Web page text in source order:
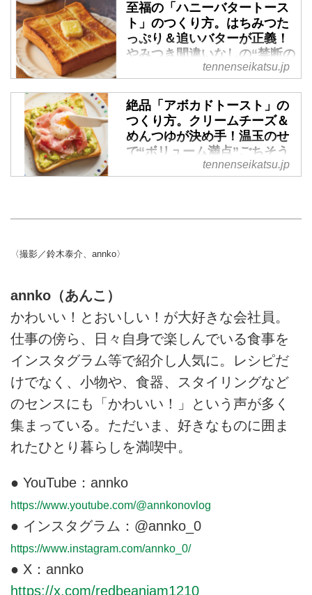
至福の「ハニーバタートース
ト」のつくり方。はちみつた
っぷり＆追いバターが正義！
やみつき間違いなしの“禁断の
おいしさ”／annkoさん - 天然
SNSで投稿する日々のごはんが人
気のannkoさん。annkoさんが提
案する「のっけパン」は、食パン
に、好きな具材をのっけて焼くだ
けで、かわいくておいしいパンが
タートースト」のつくり方をご紹
tennenseikatsu.jp
絶品「アボカドトースト」の
つくり方。クリームチーズ＆
めんつゆが決め手！温玉のせ
で“ボリューム満点”ごちそう
パン／annkoさん - 天然生活
気のannkoさん。annkoさんが提
ト」のつくり方をご紹介します。
（『これだけごちそう！のっけパ
ンとのっけごはん』より）
tennenseikatsu.jp
〈撮影／鈴木泰介、annko〉
annko（あんこ）
かわいい！とおいしい！が大好きな会社員。
仕事の傍ら、日々自身で楽しんでいる食事を
インスタグラム等で紹介し人気に。レシピだ
けでなく、小物や、食器、スタイリングなど
のセンスにも「かわいい！」という声が多く
集まっている。ただいま、好きなものに囲ま
れたひとり暮らしを満喫中。
● YouTube：annko
https://www.youtube.com/@annkonovlog
● インスタグラム：@annko_0
https://www.instagram.com/annko_0/
● X：annko
https://x.com/redbeanjam1210